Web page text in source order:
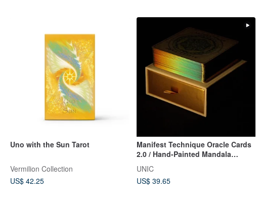
Uno with the Sun Tarot
Vermilion Collection
US$ 42.25
Manifest Technique Oracle Cards
2.0 / Hand-Painted Mandala
UNIC
US$ 39.65